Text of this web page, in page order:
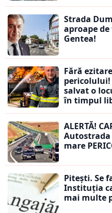
Strada
aproape
Gentea!
Fără
pericolului!
salvat o
în timpul
ALERTĂ!
Autostrada
mare
Pitești. Se
Instituția
mai multe